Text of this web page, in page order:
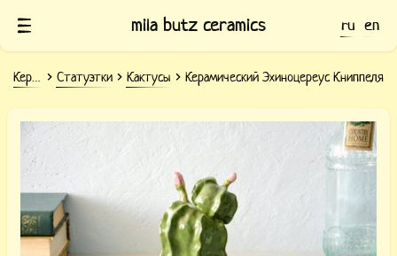
mila butz ceramics ru en
Керамика Статуэтки Кактусы Керамический Эхиноцереус Книппеля
Глиняный кактус Эхиноцереус
Книппеля